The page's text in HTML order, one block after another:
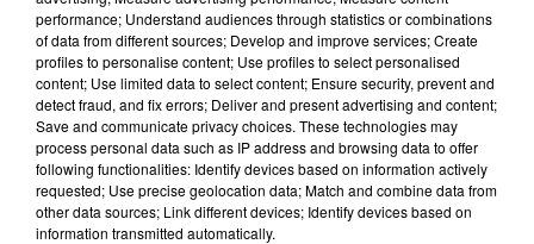
SIENNA SPIRO
Die On This Hill
CHRISTOPHE WILLEM
performance; Understand audiences through statistics or combinations
of data from different sources; Develop and improve services; Create
profiles to personalise content; Use profiles to select personalised
content; Use limited data to select content; Ensure security, prevent and
detect fraud, and fix errors; Deliver and present advertising and content;
Save and communicate privacy choices. These technologies may
process personal data such as IP address and browsing data to offer
following functionalities: Identify devices based on information actively
requested; Use precise geolocation data; Match and combine data from
other data sources; Link different devices; Identify devices based on
information transmitted automatically.